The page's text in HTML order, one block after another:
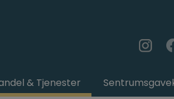
& Tjenester